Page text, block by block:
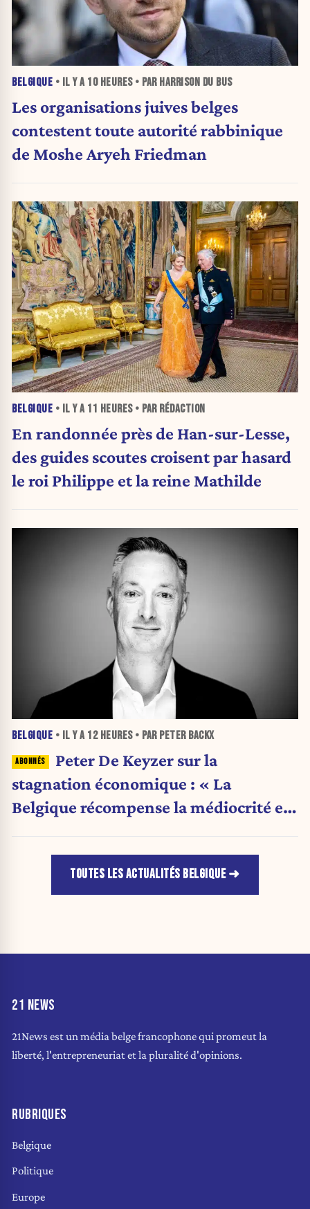
BELGIQUE • IL Y A 10 HEURES• PAR HARRISON DU BUS
Les organisations juives belges
contestent toute autorité rabbinique
de Moshe Aryeh Friedman
BELGIQUE • IL Y A 11 HEURES• PAR RÉDACTION
En randonnée près de Han-sur-Lesse,
des guides scoutes croisent par hasard
le roi Philippe et la reine Mathilde
BELGIQUE • IL Y A 12 HEURES• PAR PETER BACKX
Peter De Keyzer sur la
stagnation économique : « La
Belgique récompense la médiocrité et
TOUTES LES ACTUALITÉS BELGIQUE
21 NEWS
21News est un média belge francophone qui promeut la
liberté, l'entrepreneuriat et la pluralité d'opinions.
RUBRIQUES
Belgique
Politique
Europe